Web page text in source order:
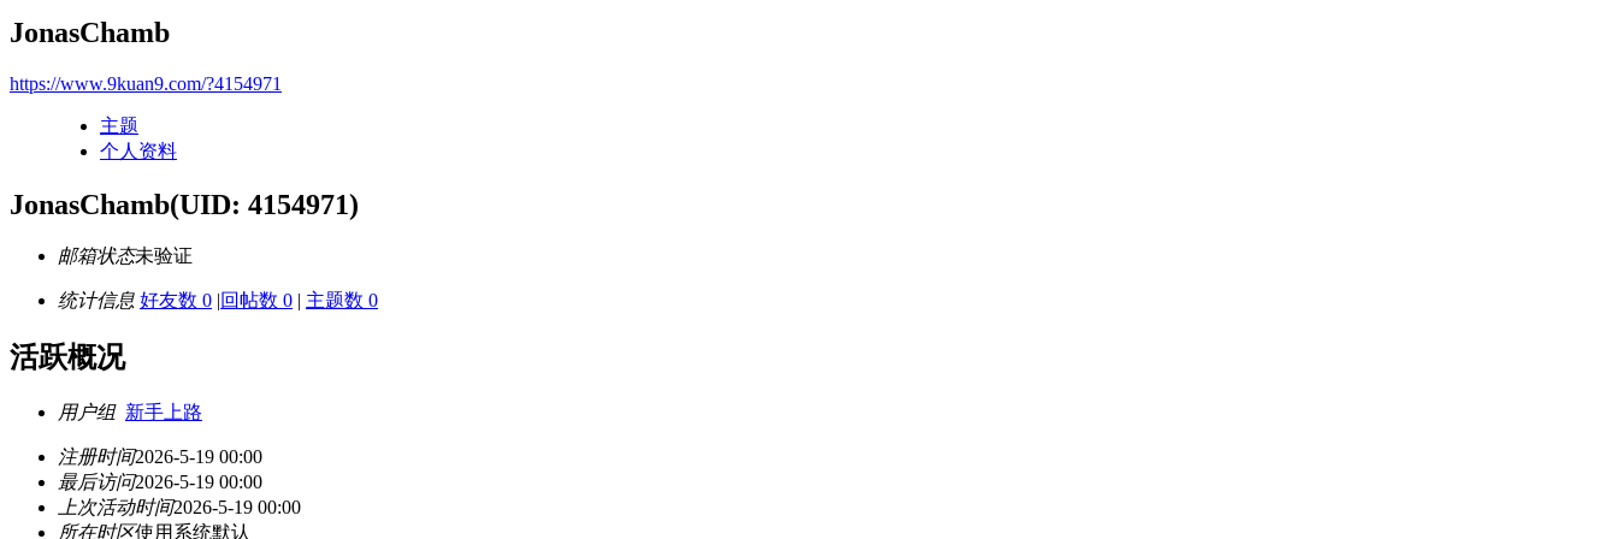
JonasChamb
https://www.9kuan9.com/?4154971
主题
个人资料
JonasChamb(UID: 4154971)
邮箱状态未验证
统计信息 好友数 0 |回帖数 0 | 主题数 0
活跃概况
用户组 新手上路
注册时间2026-5-19 00:00
最后访问2026-5-19 00:00
上次活动时间2026-5-19 00:00
所在时区使用系统默认